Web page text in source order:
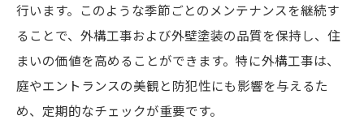
行います。このような季節ごとのメンテナンスを継続す
ることで、外構工事および外壁塗装の品質を保持し、住
まいの価値を高めることができます。特に外構工事は、
庭やエントランスの美観と防犯性にも影響を与えるた
め、定期的なチェックが重要です。